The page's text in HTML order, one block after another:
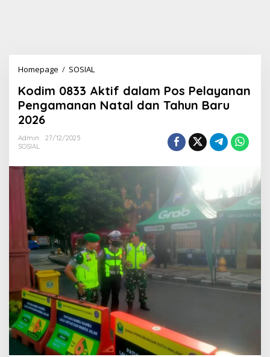
Homepage / SOSIAL
d
i
m
A
k
i
a
l
a
m
P
o
s
P
e
l
a
y
Kodim 0833 Aktif dalam Pos Pelayanan
Pengamanan Natal dan Tahun Baru
2026
Admin
27/12/2025
SOSIAL